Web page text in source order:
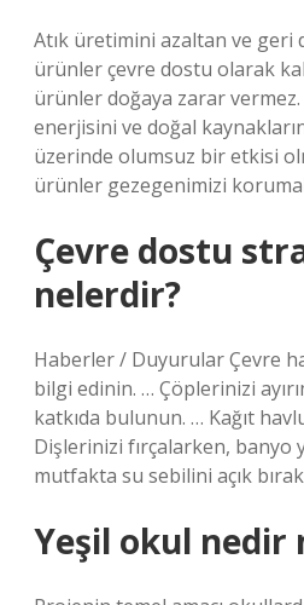
Atık üretimini azaltan ve
ürünler çevre dostu olarak
ürünler doğaya zarar
enerjisini ve doğal
üzerinde olumsuz bir etkisi
ürünler gezegenimizi
Çevre dostu
nelerdir?
Haberler / Duyurular Çevre
bilgi edinin. … Çöplerinizi
katkıda bulunun. … Kağıt
Dişlerinizi fırçalarken, banyo
mutfakta su sebilini açık
Yeşil okul nedir